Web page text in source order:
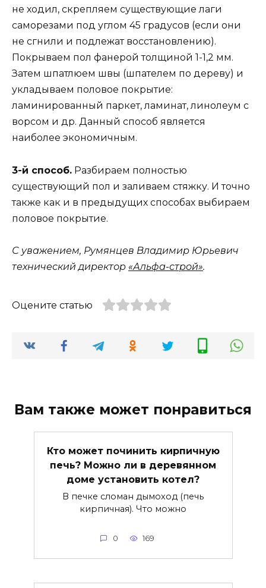
не ходил, скрепляем существующие лаги
саморезами под углом 45 градусов (если они
не сгнили и подлежат восстановлению).
Покрываем пол фанерой толщиной 1-1,2 мм.
Затем шпатлюем швы (шпателем по дереву) и
укладываем половое покрытие:
ламинированный паркет, ламинат, линолеум с
ворсом и др. Данный способ является
наиболее экономичным.
3-й способ. Разбираем полностью
существующий пол и заливаем стяжку. И точно
также как и в предыдущих способах выбираем
половое покрытие.
С уважением, Румянцев Владимир Юрьевич
технический директор «Альфа-строй».
Оцените статью
Вам также может понравиться
Кто может починить кирпичную
печь? Можно ли в деревянном
доме установить котел?
В печке сломан дымоход (печь
кирпичная). Что можно
0 169